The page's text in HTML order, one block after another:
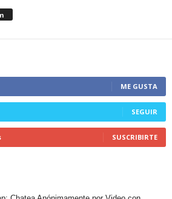
ME GUSTA
SEGUIR
SUSCRIBIRTE